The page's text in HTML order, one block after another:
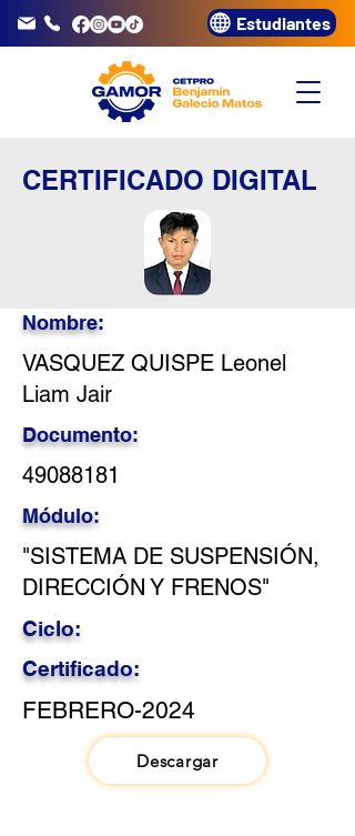
3320072 Estudiantes
CERTIFICADO DIGITAL
Nombre:
VASQUEZ QUISPE Leonel
Liam Jair
Documento:
49088181
Módulo:
"SISTEMA DE SUSPENSIÓN,
DIRECCIÓN Y FRENOS"
Ciclo:
Certificado:
FEBRERO-2024
Descargar